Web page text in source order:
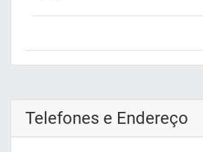
Telefones e Endereço